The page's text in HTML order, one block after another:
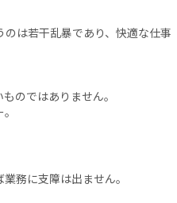
は若干乱暴であり、快適な仕事
のではありません。
務に支障は出ません。